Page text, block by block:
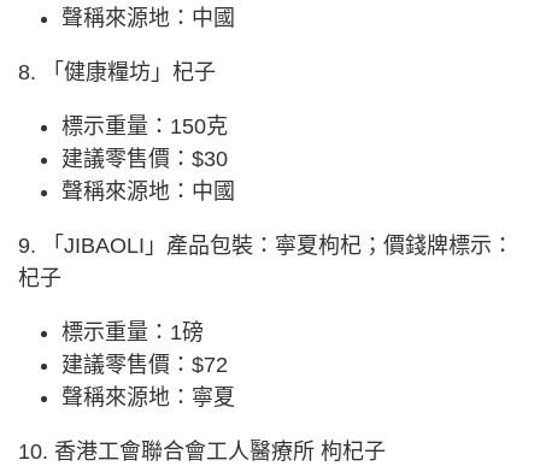
聲稱來源地：中國
8. 「健康糧坊」杞子
標示重量：150克
建議零售價：$30
聲稱來源地：中國
9. 「JIBAOLI」產品包裝：寧夏枸杞；價錢牌標示：
杞子
標示重量：1磅
建議零售價：$72
聲稱來源地：寧夏
10. 香港工會聯合會工人醫療所 枸杞子